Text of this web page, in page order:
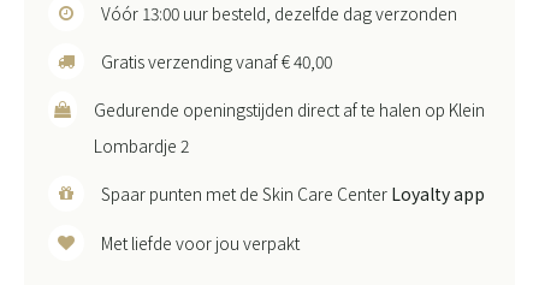
Vóór 13:00 uur besteld, dezelfde dag verzonden
Gratis verzending vanaf € 40,00
Gedurende openingstijden direct af te halen op Klein
Lombardje 2
Spaar punten met de Skin Care Center Loyalty app
Met liefde voor jou verpakt